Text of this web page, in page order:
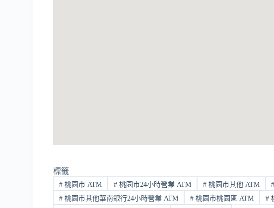
標籤
# 桃園市 ATM #桃園市24小時營業 ATM #桃園市其他 ATM #
# 桃園市其他華南銀行24小時營業 ATM #桃園市桃園區 ATM #